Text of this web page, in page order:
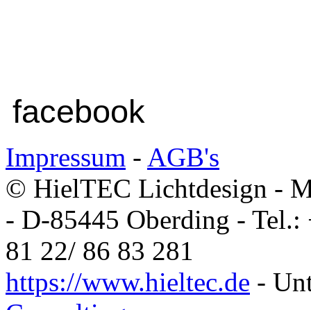
facebook
Impressum - AGB's
© HielTEC Lichtdesign -
- D-85445 Oberding -
81 22/ 86 83 281
https://www.hieltec.de -